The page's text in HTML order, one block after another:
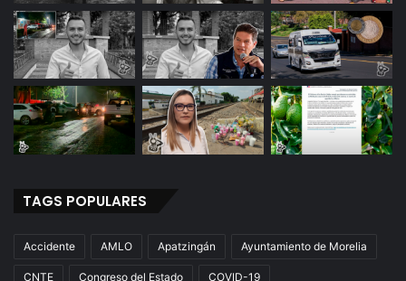
TAGS POPULARES
Accidente AMLO Apatzingán Ayuntamiento de Morelia
CNTE Congreso del Estado COVID-19